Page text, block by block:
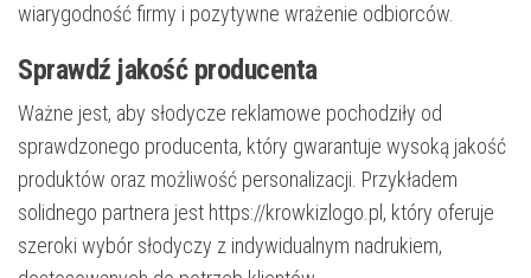
wiarygodność firmy i pozytywne wrażenie odbiorców.
Sprawdź jakość producenta
Ważne jest, aby słodycze reklamowe pochodziły od
sprawdzonego producenta, który gwarantuje wysoką jakość
produktów oraz możliwość personalizacji. Przykładem
solidnego partnera jest https://krowkizlogo.pl, który oferuje
szeroki wybór słodyczy z indywidualnym nadrukiem,